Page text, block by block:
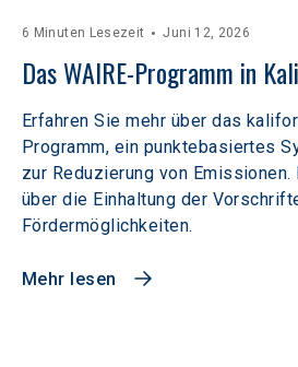
6 Minuten Lesezeit Juni 12, 2026
Das WAIRE-Programm in
Erfahren Sie mehr über das
Programm, ein punktebasiertes
zur Reduzierung von
über die Einhaltung der
Fördermöglichkeiten.
Mehr lesen